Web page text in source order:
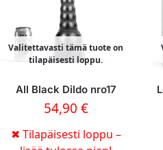
Valitettavasti tämä tuote on
tilapäisesti loppu.
All Black Dildo nro17
54,90 €
✖ Tilapäisesti loppu –